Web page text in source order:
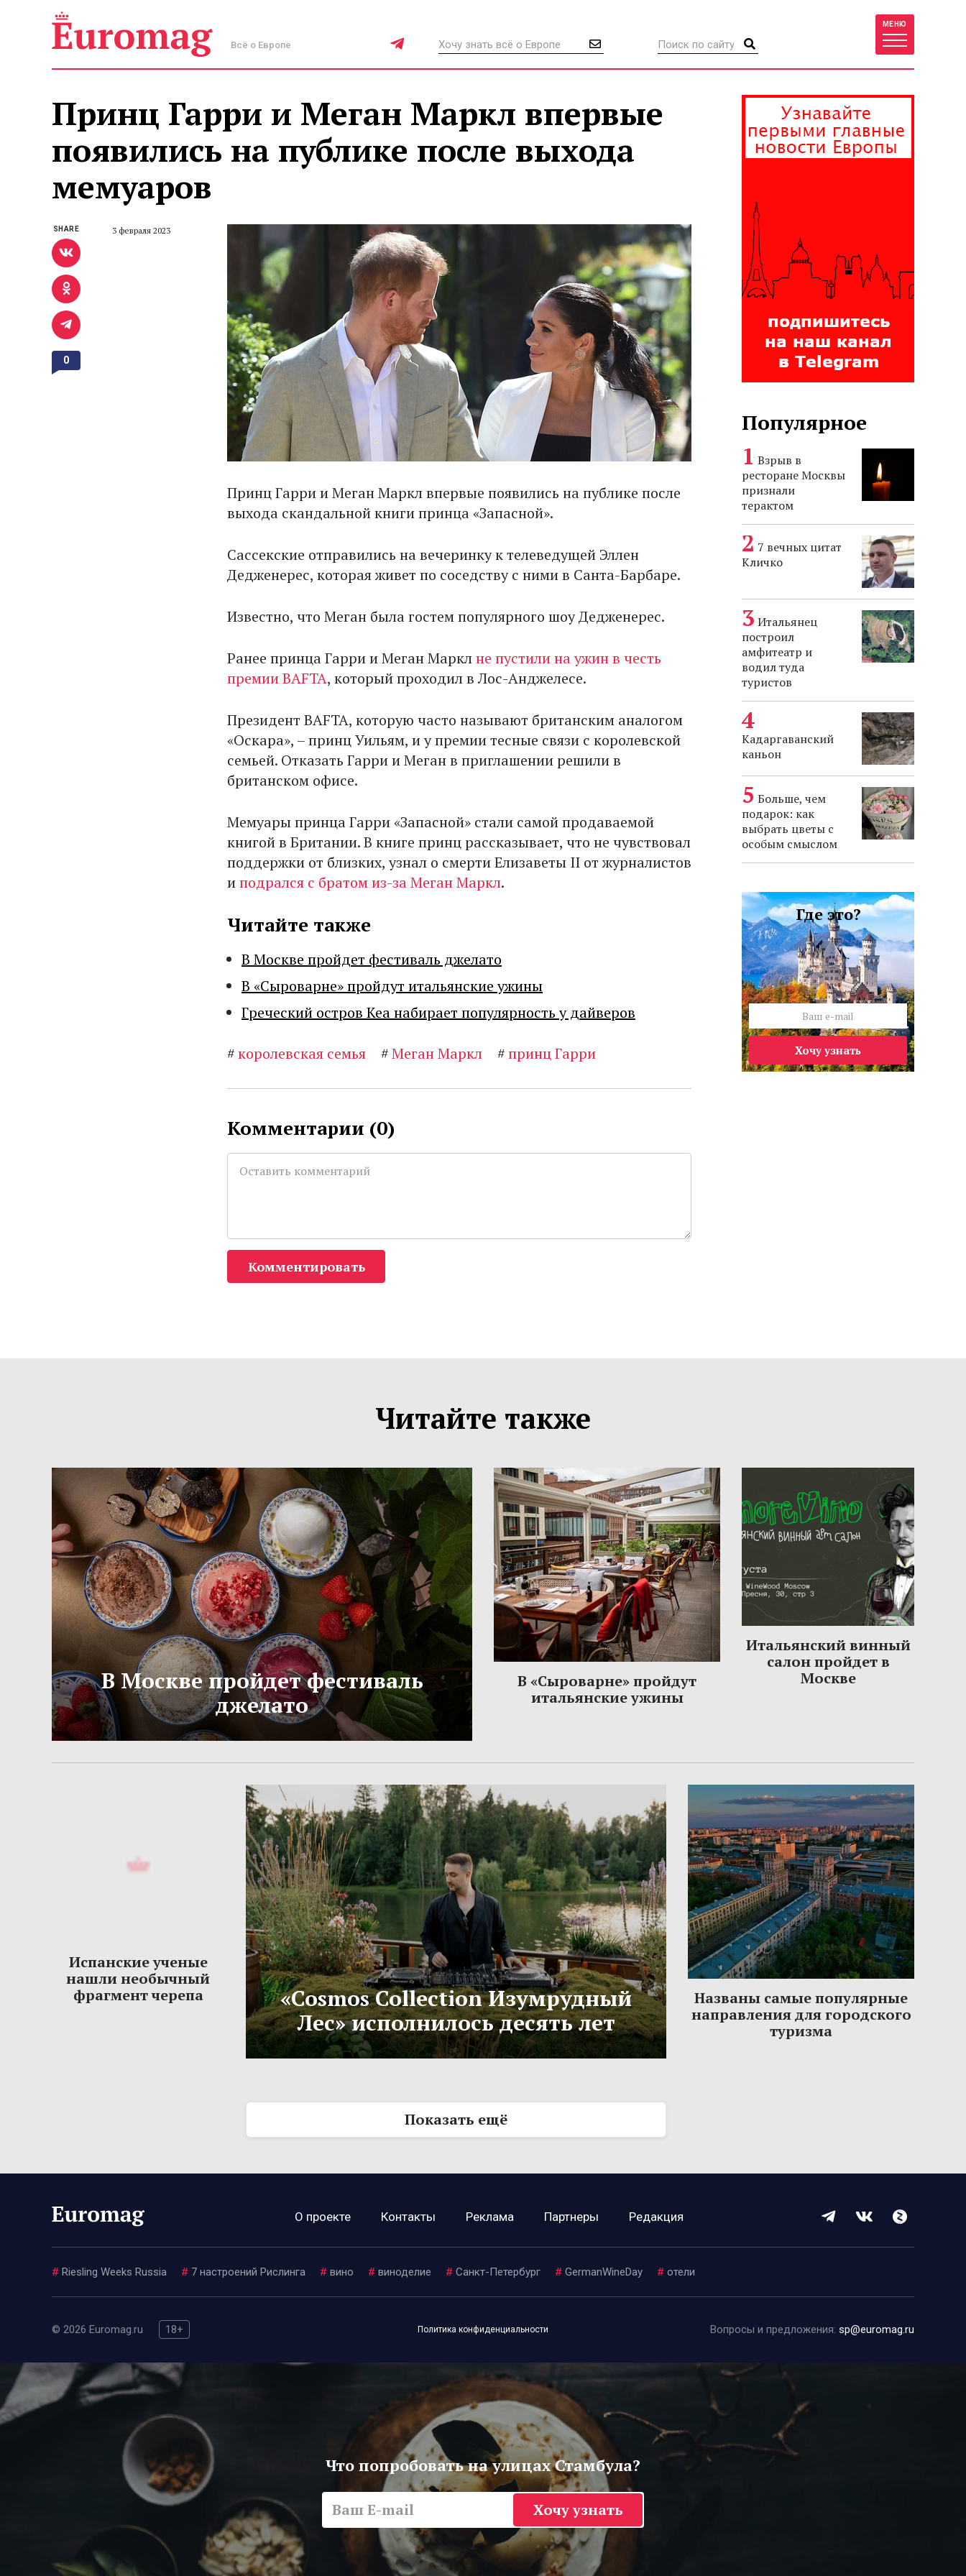
Всё о Европе
МЕНЮ
Принц Гарри и Меган Маркл впервые
появились на публике после выхода
мемуаров
3 февраля 2023
Принц Гарри и Меган Маркл впервые появились на публике после
выхода скандальной книги принца «Запасной».
Сассекские отправились на вечеринку к телеведущей Эллен
Дедженерес, которая живет по соседству с ними в Санта-Барбаре.
Известно, что Меган была гостем популярного шоу Дедженерес.
Ранее принца Гарри и Меган Марклне пустили на ужин в честь
премии BAFTA, который проходил в Лос-Анджелесе.
Президент BAFTA, которую часто называют британским аналогом
«Оскара», – принц Уильям, и у премии тесные связи с королевской
семьей. Отказать Гарри и Меган в приглашении решили в
британском офисе.
Мемуары принца Гарри «Запасной» стали самой продаваемой
книгой в Британии. В книге принц рассказывает, что не чувствовал
поддержки от близких, узнал о смерти Елизаветы II от журналистов
иподрался с братом из-за Меган Маркл.
Читайте также
В Москве пройдет фестиваль джелато
В «Сыроварне» пройдут итальянские ужины
Греческий остров Кеа набирает популярность у дайверов
#королевская семья #Меган Маркл #принц Гарри
SHARE
0
Комментарии (0)
Комментировать
Популярное
Взрыв в
ресторане Москвы
признали
терактом
7 вечных цитат
Кличко
Итальянец
построил
амфитеатр и
водил туда
туристов
Кадаргаванский
каньон
Больше, чем
подарок: как
выбрать цветы с
особым смыслом
Где это?
Хочу узнать
Читайте также
В Москве пройдет фестиваль
джелато
В «Сыроварне» пройдут
итальянские ужины
Итальянский винный
салон пройдет в
Москве
Испанские ученые
нашли необычный
фрагмент черепа
«Cosmos Collection Изумрудный
Лес» исполнилось десять лет
Названы самые популярные
направления для городского
туризма
Показать ещё
О проекте Контакты Реклама Партнеры Редакция
# Riesling Weeks Russia # 7 настроений Рислинга # вино # виноделие # Санкт-Петербург # GermanWineDay # отели
© 2026 Euromag.ru 18+ Политика конфиденциальности Вопросы и предложения: sp@euromag.ru
Что попробовать на улицах Стамбула?
Хочу узнать